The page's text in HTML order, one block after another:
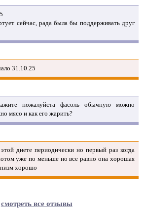
сейчас, рада была бы поддерживать друг
31.10.25
пожалуйста фасоль обычную можно
мясо и как его жарить?
диете периодически но первый раз когда
уже по меньше но все равно она хорошая
хорошо
смотреть все отзывы